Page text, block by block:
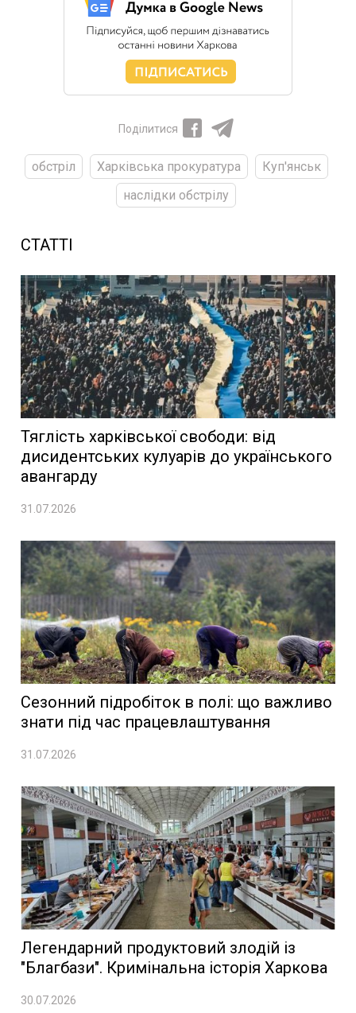
Поділитися
обстріл Харківська прокуратура
Куп'янськ
наслідки обстрілу
СТАТТІ
Тяглість харківської свободи: від
дисидентських кулуарів до українського
авангарду
31.07.2026
Сезонний підробіток в полі: що важливо
знати під час працевлаштування
31.07.2026
Легендарний продуктовий злодій із
"Благбази". Кримінальна історія Харкова
30.07.2026